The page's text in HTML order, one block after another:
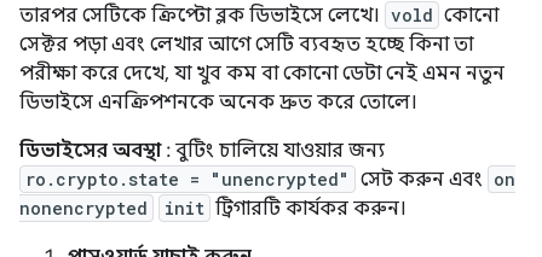
তারপর সেটিকে ক্রিপ্টো ব্লক ডিভাইসে লেখে। vold কোনো
সেক্টর পড়া এবং লেখার আগে সেটি ব্যবহৃত হচ্ছে কিনা তা
পরীক্ষা করে দেখে, যা খুব কম বা কোনো ডেটা নেই এমন নতুন
ডিভাইসে এনক্রিপশনকে অনেক দ্রুত করে তোলে।
ডিভাইসের অবস্থা: বুটিং চালিয়ে যাওয়ার জন্য
ro.crypto.state = "unencrypted" সেট করুন এবং on
nonencrypted
init ট্রিগারটি কার্যকর করুন।